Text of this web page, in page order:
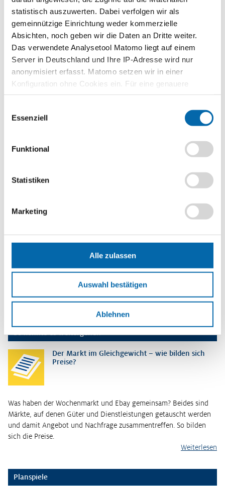
statistisch auszuwerten. Dabei verfolgen wir als
gemeinnützige Einrichtung weder kommerzielle
Absichten, noch geben wir die Daten an Dritte weiter.
Das verwendete Analysetool Matomo liegt auf einem
Server in Deutschland und Ihre IP-Adresse wird nur
anonymisiert erfasst. Matomo setzen wir in einer
Konfiguration ohne Cookies ein. Für eine genauere
Analyse bitte wir Sie, auch den optional wählbaren
Essenziell
Funktional
Statistiken
Marketing
Alle zulassen
Auswahl bestätigen
Ablehnen
Stufe
Sekundarstufe II
Vorwissen
Knappheitsprinzip, Kosten-Nutzen-Analyse, Opportunitätskosten
Kompetenzen
Die Schülerinnen und Schüler …
erklären die Kritik des Ultimatumspiels am Modell des Homo
beurteilen die Folgen für die ökonomische Theoriebildung.
Fishbowl-Diskussion
PDF-Datei
Diktatorspiel,Fairness,Homo oeconomicus,Homo reciprocans,
Rationalität(sbegriff)
2022
Der Markt im Gleichgewicht – wie bilden sich
Preise?
Was haben der Wochenmarkt und Ebay gemeinsam? Beides sind
Märkte, auf denen Güter und Dienstleistungen getauscht werden
und damit Angebot und Nachfrage zusammentreffen. So bilden
sich die Preise.
Weiterlesen
Planspiele